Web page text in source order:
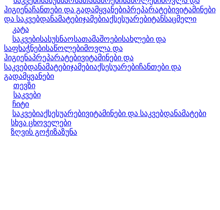
ჰიგიენაჩანთები და გადამყვანებიპრეპარატებივიტამინები
და საკვებდანამატებიჯამებიაქსესუარებიტანსაცმელი
კატა
საკვებისასუსნაოსათამაშოებისახლები და
საფხაჭნებისაწოლებიმოვლა და
ჰიგიენაპრეპარატებივიტამინები და
საკვებდანამატებიჯამებიაქსესუარებიჩანთები და
გადამყვანები
თევზი
საკვები
ჩიტი
საკვებიაქსესუარებივიტამინები და საკვებდანამატები
სხვა ცხოველები
ზღვის გოჭიზაზუნა